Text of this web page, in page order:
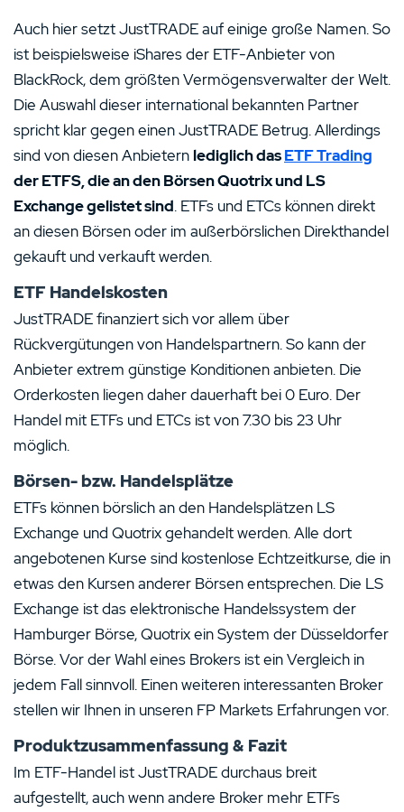
Auch hier setzt JustTRADE auf einige große Namen. So
ist beispielsweise iShares der ETF-Anbieter von
BlackRock, dem größten Vermögensverwalter der Welt.
Die Auswahl dieser international bekannten Partner
spricht klar gegen einen JustTRADE Betrug. Allerdings
sind von diesen Anbietern lediglich dasETF Trading
der ETFS, die an den Börsen Quotrix und LS
Exchange gelistet sind. ETFs und ETCs können direkt
an diesen Börsen oder im außerbörslichen Direkthandel
gekauft und verkauft werden.
ETF Handelskosten
JustTRADE finanziert sich vor allem über
Rückvergütungen von Handelspartnern. So kann der
Anbieter extrem günstige Konditionen anbieten. Die
Orderkosten liegen daher dauerhaft bei 0 Euro. Der
Handel mit ETFs und ETCs ist von 7.30 bis 23 Uhr
möglich.
Börsen- bzw. Handelsplätze
ETFs können börslich an den Handelsplätzen LS
Exchange und Quotrix gehandelt werden. Alle dort
angebotenen Kurse sind kostenlose Echtzeitkurse, die in
etwas den Kursen anderer Börsen entsprechen. Die LS
Exchange ist das elektronische Handelssystem der
Hamburger Börse, Quotrix ein System der Düsseldorfer
Börse. Vor der Wahl eines Brokers ist ein Vergleich in
jedem Fall sinnvoll. Einen weiteren interessanten Broker
stellen wir Ihnen in unseren FP Markets Erfahrungen vor.
Produktzusammenfassung & Fazit
Im ETF-Handel ist JustTRADE durchaus breit
aufgestellt, auch wenn andere Broker mehr ETFs